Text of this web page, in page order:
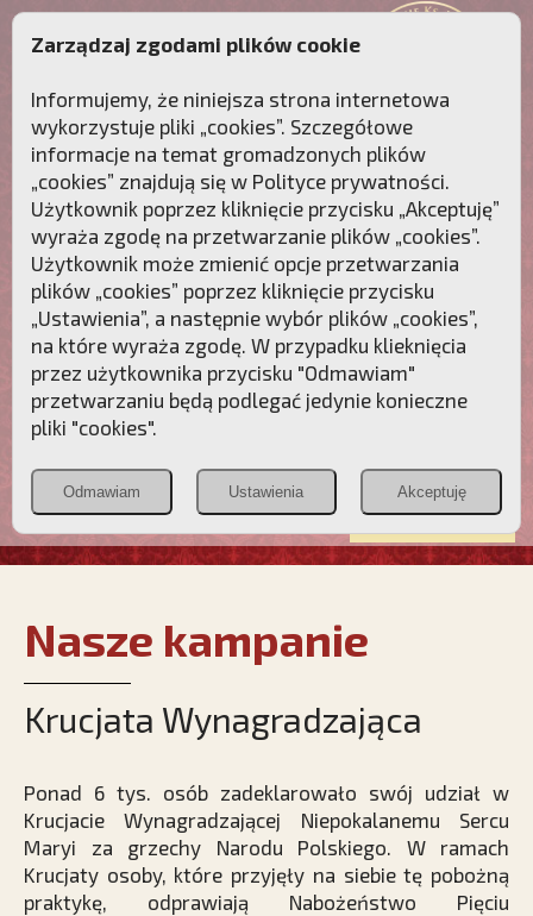
Przebudźmy sumienia Polaków!
Polonia
Christiana
PCh24.pl
Przymierze
POZNAJ APOSTOLAT FATIMY WESPRZYJ
NAS
Nasze kampanie
Krucjata Wynagradzająca
Ponad 6 tys. osób zadeklarowało swój udział w
Krucjacie Wynagradzającej Niepokalanemu Sercu
Maryi za grzechy Narodu Polskiego. W ramach
Krucjaty osoby, które przyjęły na siebie tę pobożną
praktykę, odprawiają Nabożeństwo Pięciu
Zarządzaj zgodami plików cookie
Informujemy, że niniejsza strona internetowa
wykorzystuje pliki „cookies”. Szczegółowe
informacje na temat gromadzonych plików
„cookies” znajdują się w Polityce prywatności.
Użytkownik poprzez kliknięcie przycisku „Akceptuję”
wyraża zgodę na przetwarzanie plików „cookies”.
Użytkownik może zmienić opcje przetwarzania
plików „cookies” poprzez kliknięcie przycisku
„Ustawienia”, a następnie wybór plików „cookies”,
na które wyraża zgodę. W przypadku klieknięcia
przez użytkownika przycisku "Odmawiam"
przetwarzaniu będą podlegać jedynie konieczne
pliki "cookies".
Odmawiam Ustawienia Akceptuję